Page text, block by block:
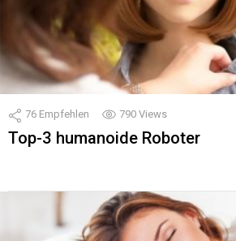
76 Empfehlen 790 Views
Top-3 humanoide Roboter